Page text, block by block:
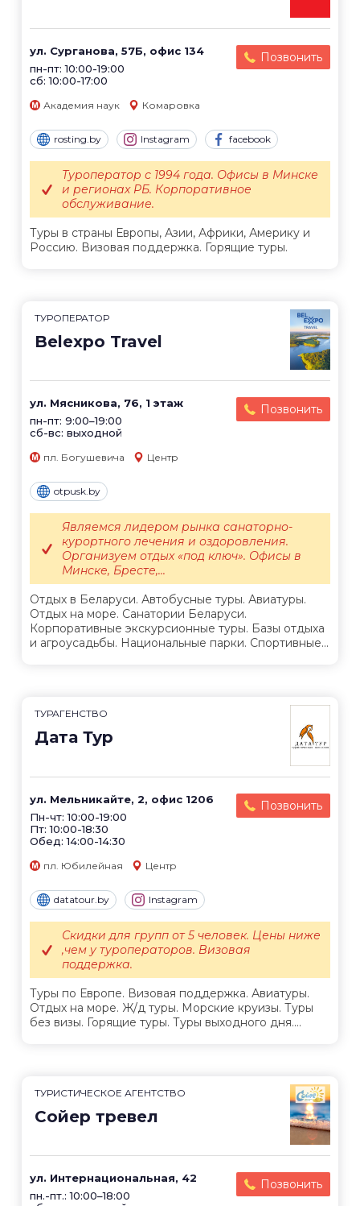
ул. Сурганова, 57Б, офис 134
пн-пт: 10:00-19:00
сб: 10:00-17:00
Позвонить
Академия наук Комаровка
rosting.by Instagram facebook
Туры в страны Европы, Азии, Африки, Америку и
Россию. Визовая поддержка. Горящие туры.
Туроператор с 1994 года. Офисы в Минске
и регионах РБ. Корпоративное
обслуживание.
ТУРОПЕРАТОР
Belexpo Travel
ул. Мясникова, 76, 1 этаж
пн-пт: 9:00–19:00
сб-вс: выходной
Позвонить
пл. Богушевича Центр
otpusk.by
Отдых в Беларуси. Автобусные туры. Авиатуры.
Отдых на море. Санатории Беларуси.
Корпоративные экскурсионные туры. Базы отдыха
и агроусадьбы. Национальные парки. Спортивные...
Являемся лидером рынка санаторно-
курортного лечения и оздоровления.
Организуем отдых «под ключ». Офисы в
Минске, Бресте,...
ТУРАГЕНСТВО
Дата Тур
ул. Мельникайте, 2, офис 1206
Пн-чт: 10:00-19:00
Пт: 10:00-18:30
Обед: 14:00-14:30
Позвонить
пл. Юбилейная Центр
datatour.by Instagram
Туры по Европе. Визовая поддержка. Авиатуры.
Отдых на море. Ж/д туры. Морские круизы. Туры
без визы. Горящие туры. Туры выходного дня....
Скидки для групп от 5 человек. Цены ниже
,чем у туроператоров. Визовая
поддержка.
ТУРИСТИЧЕСКОЕ АГЕНТСТВО
Сойер тревел
ул. Интернациональная, 42
пн.-пт.: 10:00–18:00
Позвонить